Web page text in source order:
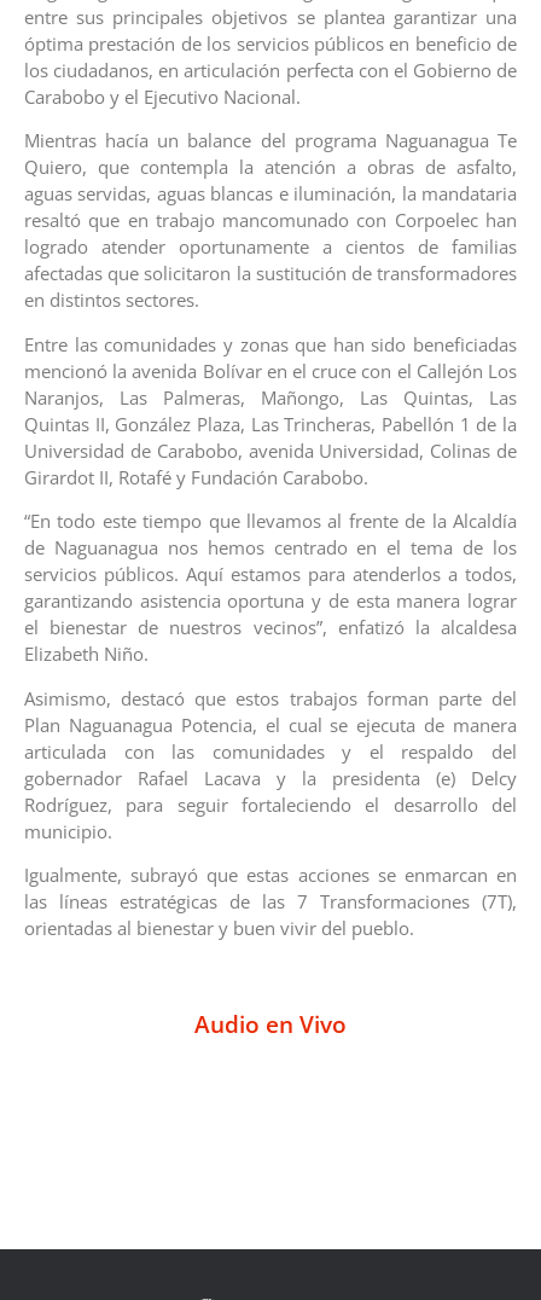
entre sus principales objetivos se plantea garantizar una
óptima prestación de los servicios públicos en beneficio de
los ciudadanos, en articulación perfecta con el Gobierno de
Carabobo y el Ejecutivo Nacional.
Mientras hacía un balance del programa Naguanagua Te
Quiero, que contempla la atención a obras de asfalto,
aguas servidas, aguas blancas e iluminación, la mandataria
resaltó que en trabajo mancomunado con Corpoelec han
logrado atender oportunamente a cientos de familias
afectadas que solicitaron la sustitución de transformadores
en distintos sectores.
Entre las comunidades y zonas que han sido beneficiadas
mencionó la avenida Bolívar en el cruce con el Callejón Los
Naranjos, Las Palmeras, Mañongo, Las Quintas, Las
Quintas II, González Plaza, Las Trincheras, Pabellón 1 de la
Universidad de Carabobo, avenida Universidad, Colinas de
Girardot II, Rotafé y Fundación Carabobo.
“En todo este tiempo que llevamos al frente de la Alcaldía
de Naguanagua nos hemos centrado en el tema de los
servicios públicos. Aquí estamos para atenderlos a todos,
garantizando asistencia oportuna y de esta manera lograr
el bienestar de nuestros vecinos”, enfatizó la alcaldesa
Elizabeth Niño.
Asimismo, destacó que estos trabajos forman parte del
Plan Naguanagua Potencia, el cual se ejecuta de manera
articulada con las comunidades y el respaldo del
gobernador Rafael Lacava y la presidenta (e) Delcy
Rodríguez, para seguir fortaleciendo el desarrollo del
municipio.
Igualmente, subrayó que estas acciones se enmarcan en
las líneas estratégicas de las 7 Transformaciones (7T),
orientadas al bienestar y buen vivir del pueblo.
Audio en Vivo